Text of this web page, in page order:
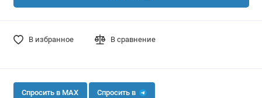
В избранное В сравнение
Спросить в MAX Спросить в